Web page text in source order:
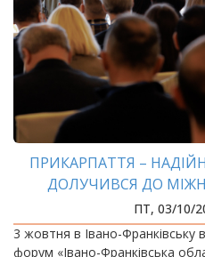
ПРИКАРПАТТЯ –
ДОЛУЧИВСЯ ДО
ПТ, 03/10/
3 жовтня в Івано-Франківську
форум «Івано-Франківська